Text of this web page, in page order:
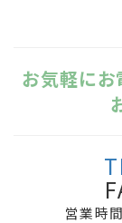
お気軽にお
営業時